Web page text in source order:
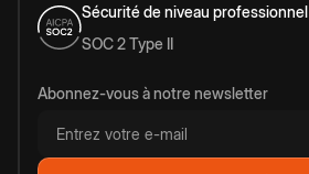
Sécurité de niveau professionnel
SOC 2 Type II
Abonnez-vous à notre newsletter